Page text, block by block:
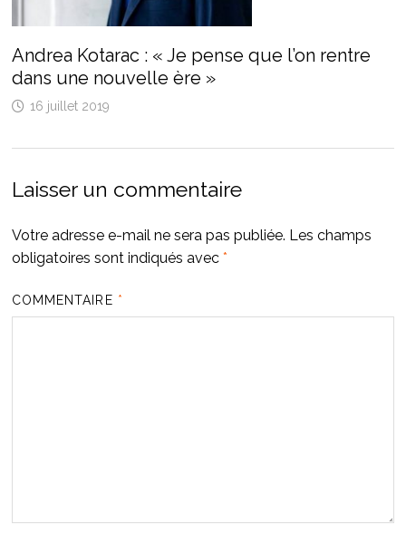
Andrea Kotarac : « Je pense que l’on rentre
dans une nouvelle ère »
16 juillet 2019
Laisser un commentaire
Votre adresse e-mail ne sera pas publiée. Les champs
obligatoires sont indiqués avec *
COMMENTAIRE *